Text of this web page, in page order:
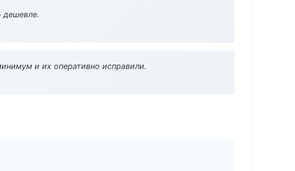
и их оперативно исправили.